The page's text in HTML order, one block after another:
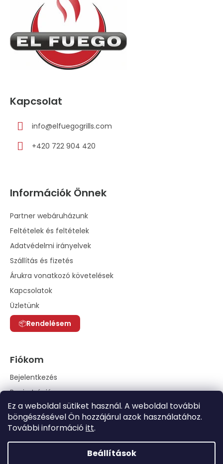
Ez a weboldal sütiket használ. A weboldal további
böngészésével Ön hozzájárul azok használatához.
További információitt.
Beállítások
Kapcsolat
info@elfuegogrills.com
+420 722 904 420
Információk Önnek
Partner webáruházunk
Feltételek és feltételek
Adatvédelmi irányelvek
Szállítás és fizetés
Árukra vonatkozó követelések
Kapcsolatok
Üzletünk
Rendelésem
Fiókom
Bejelentkezés
Regisztráció
Rendelési előzmények